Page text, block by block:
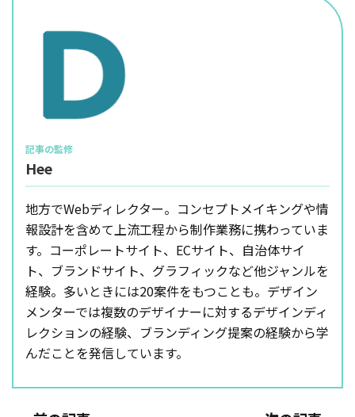
Hee
地方でWebディレクター。コンセプトメイキングや情
報設計を含めて上流工程から制作業務に携わっていま
す。コーポレートサイト、ECサイト、自治体サイ
ト、ブランドサイト、グラフィックなど他ジャンルを
経験。多いときには20案件をもつことも。デザイン
メンターでは複数のデザイナーに対するデザインディ
レクションの経験、ブランディング提案の経験から学
んだことを発信しています。